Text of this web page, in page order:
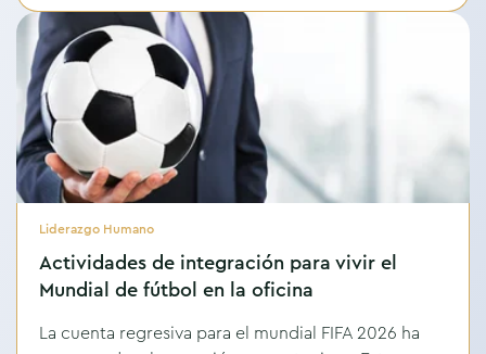
Liderazgo Humano
Actividades de integración para vivir el
Mundial de fútbol en la oficina
La cuenta regresiva para el mundial FIFA 2026 ha